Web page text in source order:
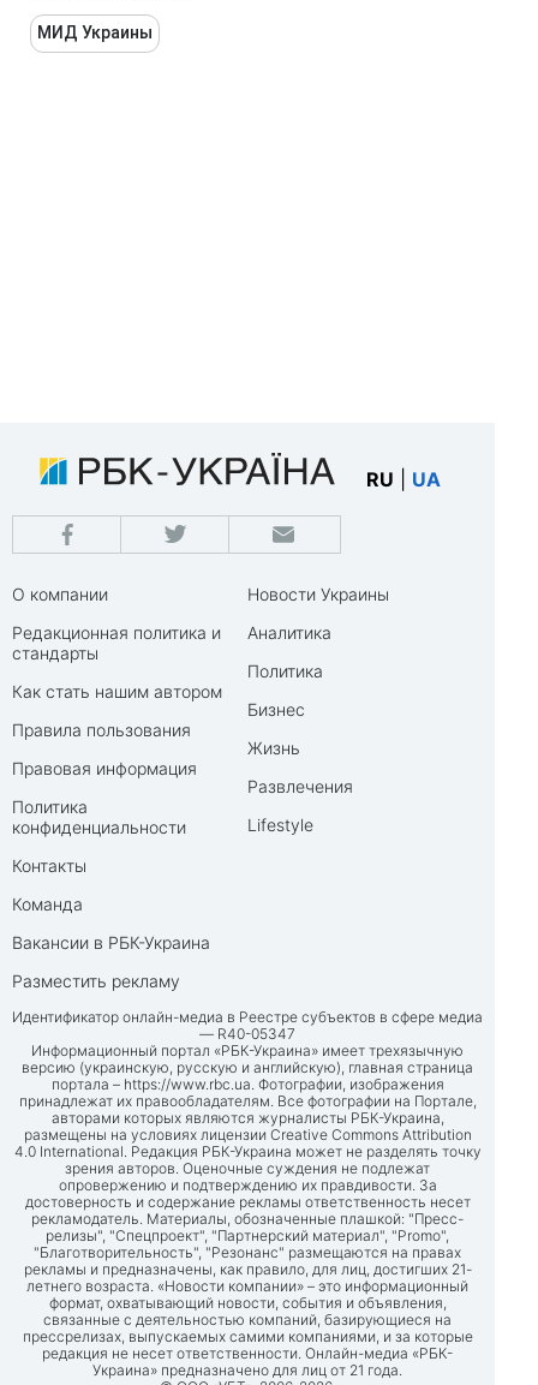
МИД Украины
RU UA
О компании
Редакционная политика и
стандарты
Как стать нашим автором
Правила пользования
Правовая информация
Политика
конфиденциальности
Контакты
Команда
Вакансии в РБК-Украина
Разместить рекламу
Новости Украины
Аналитика
Политика
Бизнес
Жизнь
Развлечения
Lifestyle
Идентификатор онлайн-медиа в Реестре субъектов в сфере медиа
— R40-05347
Информационный портал «РБК-Украина» имеет трехязычную
версию (украинскую, русскую и английскую), главная страница
портала – https://www.rbc.ua. Фотографии, изображения
принадлежат их правообладателям. Все фотографии на Портале,
авторами которых являются журналисты РБК-Украина,
размещены на условиях лицензии Creative Commons Attribution
4.0 International. Редакция РБК-Украина может не разделять точку
зрения авторов. Оценочные суждения не подлежат
опровержению и подтверждению их правдивости. За
достоверность и содержание рекламы ответственность несет
рекламодатель. Материалы, обозначенные плашкой: "Пресс-
релизы", "Спецпроект", "Партнерский материал", "Promo",
"Благотворительность", "Резонанс" размещаются на правах
рекламы и предназначены, как правило, для лиц, достигших 21-
летнего возраста. «Новости компании» – это информационный
формат, охватывающий новости, события и объявления,
связанные с деятельностью компаний, базирующиеся на
прессрелизах, выпускаемых самими компаниями, и за которые
редакция не несет ответственности. Онлайн-медиа «РБК-
Украина» предназначено для лиц от 21 года.